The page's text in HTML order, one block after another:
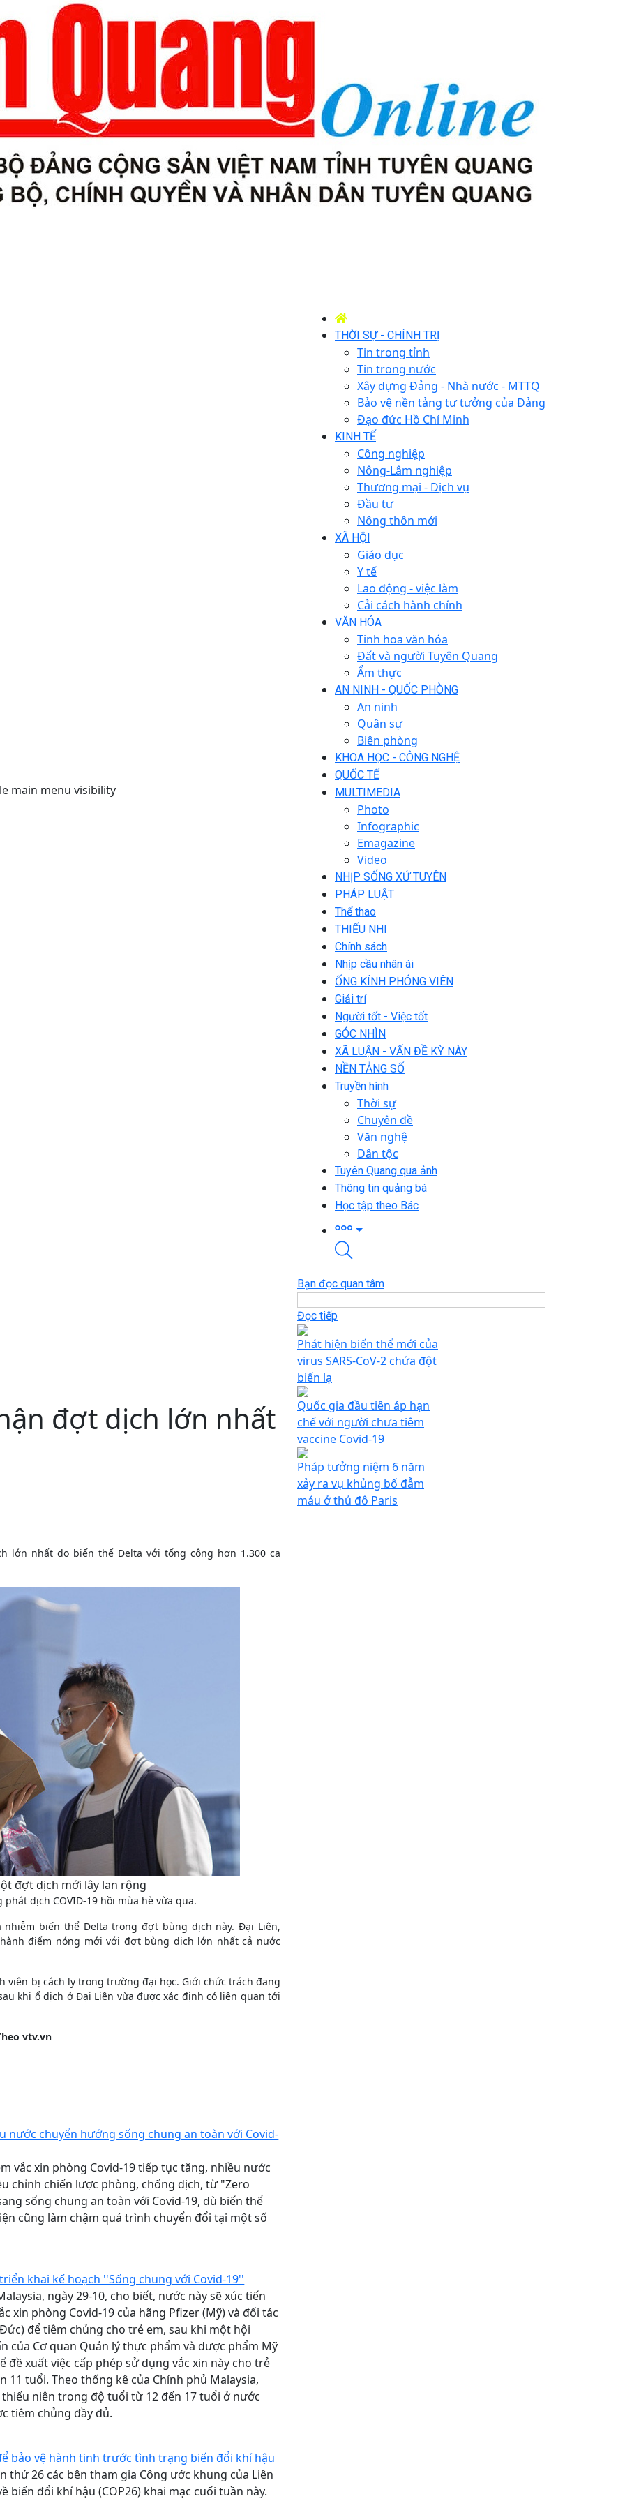
main menu visibility
THỜI SỰ - CHÍNH TRỊ
Tin trong tỉnh
Tin trong nước
Xây dựng Đảng - Nhà nước - MTTQ
Bảo vệ nền tảng tư tưởng của Đảng
Đạo đức Hồ Chí Minh
KINH TẾ
Công nghiệp
Nông-Lâm nghiệp
Thương mại - Dịch vụ
Đầu tư
Nông thôn mới
XÃ HỘI
Giáo dục
Y tế
Lao động - việc làm
Cải cách hành chính
VĂN HÓA
Tinh hoa văn hóa
Đất và người Tuyên Quang
Ẩm thực
AN NINH - QUỐC PHÒNG
An ninh
Quân sự
Biên phòng
KHOA HỌC - CÔNG NGHỆ
QUỐC TẾ
MULTIMEDIA
Photo
Infographic
Emagazine
Video
NHỊP SỐNG XỨ TUYÊN
PHÁP LUẬT
Thể thao
THIẾU NHI
Chính sách
Nhịp cầu nhân ái
ỐNG KÍNH PHÓNG VIÊN
Giải trí
Người tốt - Việc tốt
GÓC NHÌN
XÃ LUẬN - VẤN ĐỀ KỲ NÀY
NỀN TẢNG SỐ
Truyền hình
Thời sự
Chuyên đề
Văn nghệ
Dân tộc
Tuyên Quang qua ảnh
Thông tin quảng bá
Học tập theo Bác
đợt dịch lớn nhất
lớn nhất do biến thể Delta với tổng cộng hơn 1.300 ca
đợt dịch mới lây lan rộng
dịch COVID-19 hồi mùa hè vừa qua.
biến thể Delta trong đợt bùng dịch này. Đại Liên,
điểm nóng mới với đợt bùng dịch lớn nhất cả nước
bị cách ly trong trường đại học. Giới chức trách đang
khi ổ dịch ở Đại Liên vừa được xác định có liên quan tới
vtv.vn
nước chuyển hướng sống chung an toàn với Covid-
vắc xin phòng Covid-19 tiếp tục tăng, nhiều nước
chỉnh chiến lược phòng, chống dịch, từ "Zero
sống chung an toàn với Covid-19, dù biến thể
cũng làm chậm quá trình chuyển đổi tại một số
khai kế hoạch ''Sống chung với Covid-19''
ngày 29-10, cho biết, nước này sẽ xúc tiến
xin phòng Covid-19 của hãng Pfizer (Mỹ) và đối tác
để tiêm chủng cho trẻ em, sau khi một hội
của Cơ quan Quản lý thực phẩm và dược phẩm Mỹ
đề xuất việc cấp phép sử dụng vắc xin này cho trẻ
11 tuổi. Theo thống kê của Chính phủ Malaysia,
thiếu niên trong độ tuổi từ 12 đến 17 tuổi ở nước
tiêm chủng đầy đủ.
bảo vệ hành tinh trước tình trạng biến đổi khí hậu
thứ 26 các bên tham gia Công ước khung của Liên
biến đổi khí hậu (COP26) khai mạc cuối tuần này.
Bạn đọc quan tâm
Đọc tiếp
Phát hiện biến thể mới của
virus SARS-CoV-2 chứa đột
biến lạ
Quốc gia đầu tiên áp hạn
chế với người chưa tiêm
vaccine Covid-19
Pháp tưởng niệm 6 năm
xảy ra vụ khủng bố đẫm
máu ở thủ đô Paris